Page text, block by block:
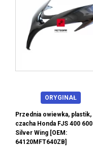
ORYGINAŁ
Przednia owiewka, plastik,
czacha Honda FJS 400 600
Silver Wing [OEM:
64120MFT640ZB]